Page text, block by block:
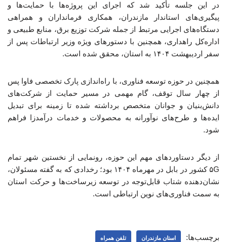
در این جلسه تأکید شد که اجرای این پروژه‌ها با حمایت‌ها و
پیگیری‌های استاندار مازندران، همکاری فرمانداران و همراهی
دستگاه‌های اجرایی مرتبط از جمله شرکت توزیع برق، منابع طبیعی و
اداره‌کل راهداری، همچنین با دستورهای ویژه وزیر ارتباطات پس از
سفر اردیبهشت ۱۴۰۴ به استان، محقق شده است.
همچنین در حوزه توسعه فناوری، با راه‌اندازی پارک تخصصی فاوا پس
از چهار سال توقف، گام مهمی در مسیر حمایت از شرکت‌های
دانش‌بنیان و جوانان متخصص برداشته شده تا زمینه برای تبدیل
ایده‌ها و طرح‌های نوآورانه به محصولات و خدمات درآمدزا فراهم
شود.
از دیگر دستاوردهای مهم این حوزه، رونمایی از نخستین شهر تمام
۵G کشور در بابل در مهرماه ۱۴۰۴ بود؛ رخدادی که به گفته مسئولان،
نشان‌دهنده شتاب قابل‌توجه در توسعه زیرساخت‌ها و حرکت استان
به سمت فناوری‌های نوین ارتباطی است.
برچسب‌ها: استان مازندران تلفن همراه